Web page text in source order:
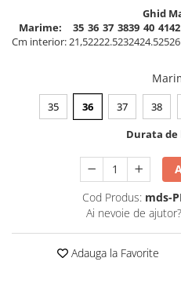
Ghid
Marime:
35 36 37 3839 40 4142
Cm interior:21,52222.5232424.52526
35 36 37 38
Durata
Cod Produs: mds-
Ai nevoie de ajutor?
Adauga la Favorite